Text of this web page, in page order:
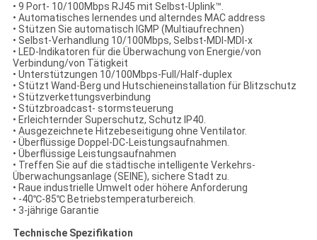
• 9 Port- 10/100Mbps RJ45 mit Selbst-Uplink™.
• Automatisches lernendes und alterndes MAC address
• Stützen Sie automatisch IGMP (Multiaufrechnen)
• Selbst-Verhandlung 10/100Mbps, Selbst-MDI-MDI-x
• LED-Indikatoren für die Überwachung von Energie/von
Verbindung/von Tätigkeit
• Unterstützungen 10/100Mbps-Full/Half-duplex
• Stützt Wand-Berg und Hutschieneinstallation für Blitzschutz
• Stützverkettungsverbindung
• Stützbroadcast- stormsteuerung
• Erleichternder Superschutz, Schutz IP40.
• Ausgezeichnete Hitzebeseitigung ohne Ventilator.
• Überflüssige Doppel-DC-Leistungsaufnahmen.
• Überflüssige Leistungsaufnahmen
• Treffen Sie auf die städtische intelligente Verkehrs-
Überwachungsanlage (SEINE), sichere Stadt zu.
• Raue industrielle Umwelt oder höhere Anforderung
• -40℃-85℃ Betriebstemperaturbereich.
• 3-jährige Garantie
Technische Spezifikation